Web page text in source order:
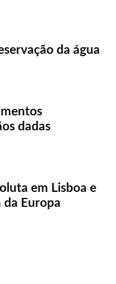
da água
dadas
em Lisboa e
da Europa